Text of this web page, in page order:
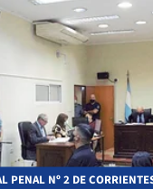
PENAL Nº 2 DE